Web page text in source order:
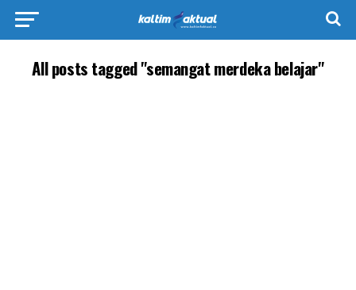
All posts tagged "semangat merdeka belajar"